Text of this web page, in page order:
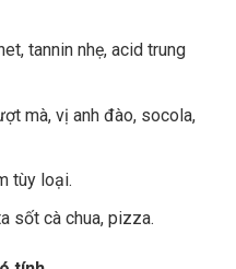
tannin nhẹ, acid trung
mà, vị anh đào, socola,
tùy loại.
sốt cà chua, pizza.